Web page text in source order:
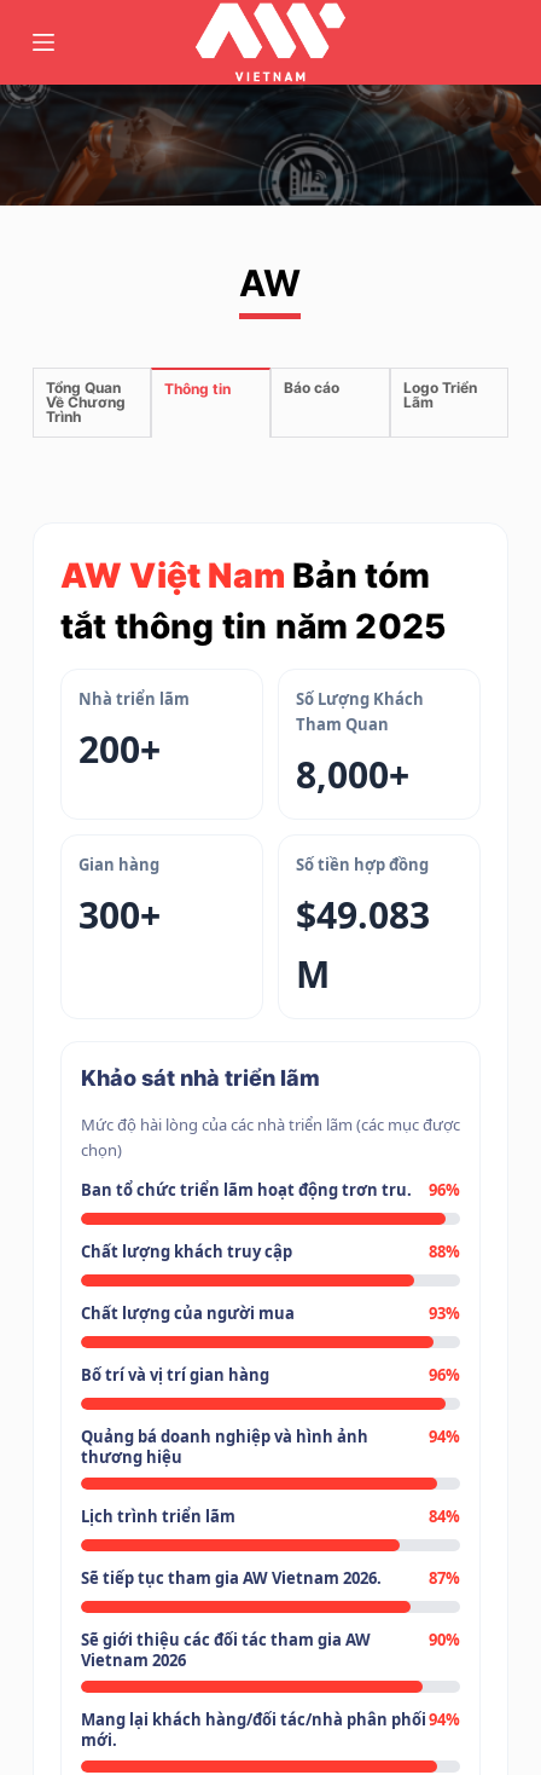
C
u
ầ
n
AW
Tổng Quan
Về Chương
Trình
Thông tin Báo cáo
Logo Triển
Lãm
AW Việt Nam Bản tóm
tắt thông tin năm 2025
Nhà triển lãm
200+
Số Lượng Khách
Tham Quan
8,000+
Gian hàng
300+
Số tiền hợp đồng
$49.083
M
Khảo sát nhà triển lãm
Mức độ hài lòng của các nhà triển lãm (các mục được
chọn)
Ban tổ chức triển lãm hoạt động trơn tru.
96%
Chất lượng khách truy cập 88%
Chất lượng của người mua 93%
Bố trí và vị trí gian hàng 96%
Quảng bá doanh nghiệp và hình ảnh
thương hiệu
94%
Lịch trình triển lãm 84%
Sẽ tiếp tục tham gia AW Vietnam 2026. 87%
Sẽ giới thiệu các đối tác tham gia AW
Vietnam 2026
90%
Mang lại khách hàng/đối tác/nhà phân phối
mới.
94%